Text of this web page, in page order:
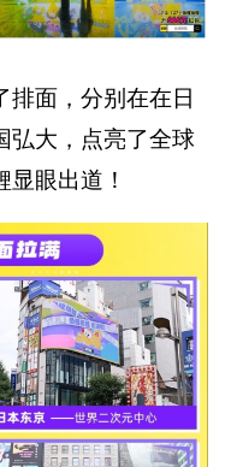
排面，分别在在日
弘大，点亮了全球
眼出道！